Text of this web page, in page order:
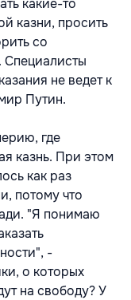
казни, просить
со
Специалисты
не ведет к
Путин.
где
казнь. При этом
как раз
потому что
"Я понимаю
-
о которых
на свободу? У